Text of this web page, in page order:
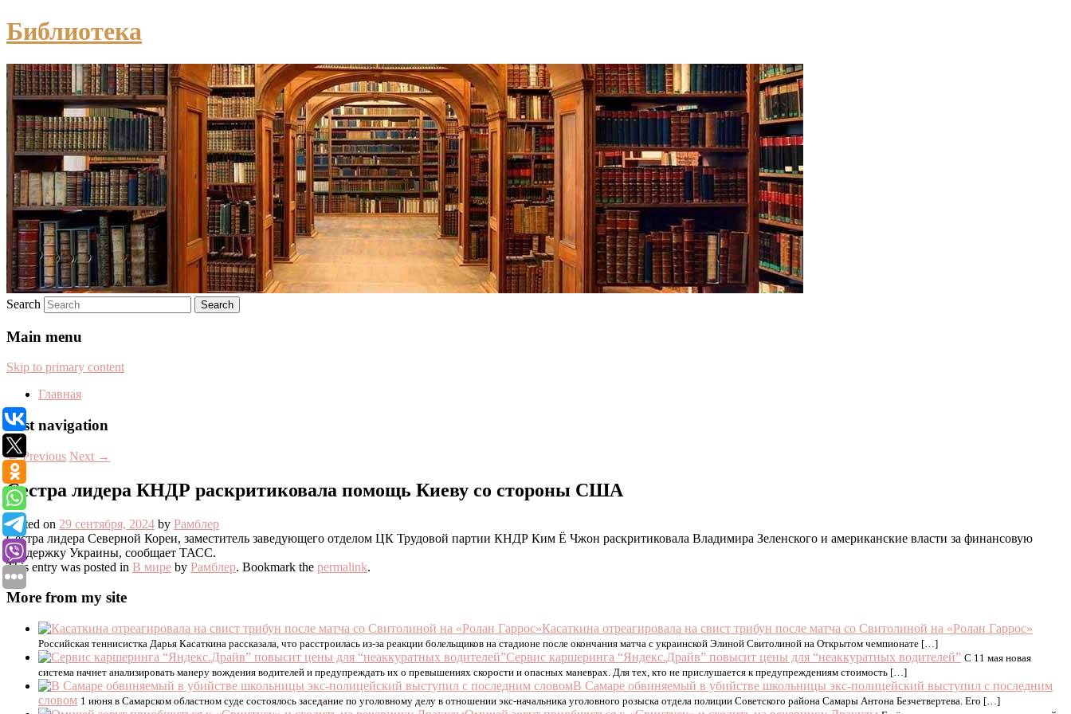
Библиотека
Search
Main menu
Skip to primary content
Главная
Post navigation
←Previous Next →
Сестра лидера КНДР раскритиковала помощь Киеву со стороны США
Posted on 29 сентября, 2024 by Рамблер
Сестра лидера Северной Кореи, заместитель заведующего отделом ЦК Трудовой партии КНДР Ким Ё Чжон раскритиковала Владимира Зеленского и американские власти за финансовую
поддержку Украины, сообщает ТАСС.
This entry was posted in В мире by Рамблер. Bookmark the permalink.
More from my site
Касаткина отреагировала на свист трибун после матча со Свитолиной на «Ролан Гаррос»
Российская теннисистка Дарья Касаткина рассказала, что расстроилась из-за реакции болельщиков на стадионе после окончания матча с украинской Элиной Свитолиной на Открытом чемпионате […]
Сервис каршеринга “Яндекс.Драйв” повысит цены для “неаккуратных водителей” С 11 мая новая
система начнет анализировать манеру вождения водителей и предупреждать их о превышениях скорости и опасных маневрах. Для тех, кто не прислушается к предупреждениям стоимость […]
В Самаре обвиняемый в убийстве школьницы экс-полицейский выступил с последним
словом 1 июня в Самарском областном суде состоялось заседание по уголовному делу в отношении экс-начальника уголовного розыска отдела полиции Советского района Самары Антона Безчетвертева. Его […]